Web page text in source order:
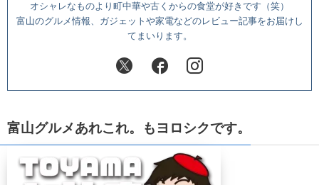
オシャレなものより町中華や古くからの食堂が好きです（笑）
富山のグルメ情報、ガジェットや家電などのレビュー記事をお届けし
てまいります。
富山グルメあれこれ。もヨロシクです。